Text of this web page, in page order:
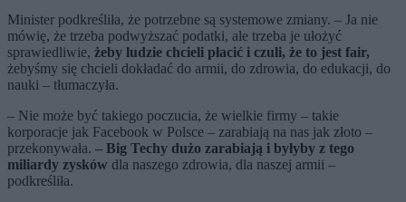
Minister podkreśliła, że potrzebne są systemowe zmiany. – Ja nie
mówię, że trzeba podwyższać podatki, ale trzeba je ułożyć
sprawiedliwie, żeby ludzie chcieli płacić i czuli, że to jest fair,
żebyśmy się chcieli dokładać do armii, do zdrowia, do edukacji, do
nauki – tłumaczyła.
– Nie może być takiego poczucia, że wielkie firmy – takie
korporacje jak Facebook w Polsce – zarabiają na nas jak złoto –
przekonywała. – Big Techy dużo zarabiają i byłyby z tego
miliardy zysków dla naszego zdrowia, dla naszej armii –
podkreśliła.